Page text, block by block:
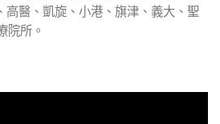
高醫、凱旋、小港、旗津、義大、聖
院所。